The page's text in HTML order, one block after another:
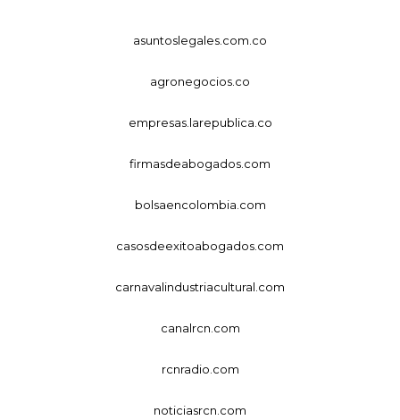
asuntoslegales.com.co
agronegocios.co
empresas.larepublica.co
firmasdeabogados.com
bolsaencolombia.com
casosdeexitoabogados.com
carnavalindustriacultural.com
canalrcn.com
rcnradio.com
noticiasrcn.com